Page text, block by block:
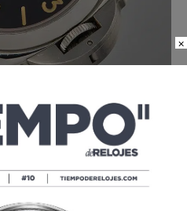
más codiciado de la firma
de Relojes dePhillips
que Stallone lanzó a la
×